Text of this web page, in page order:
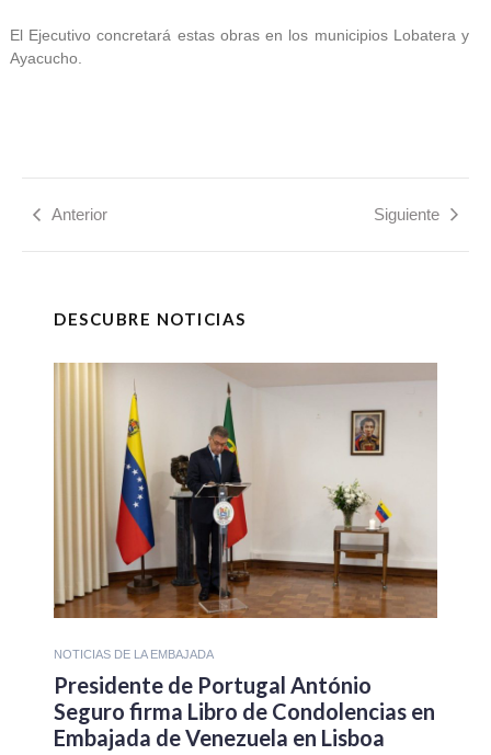
El Ejecutivo concretará estas obras en los municipios Lobatera y
Ayacucho.
Anterior Siguiente
DESCUBRE NOTICIAS
NOTICIAS DE LA EMBAJADA
Presidente de Portugal António
Seguro firma Libro de Condolencias en
Embajada de Venezuela en Lisboa